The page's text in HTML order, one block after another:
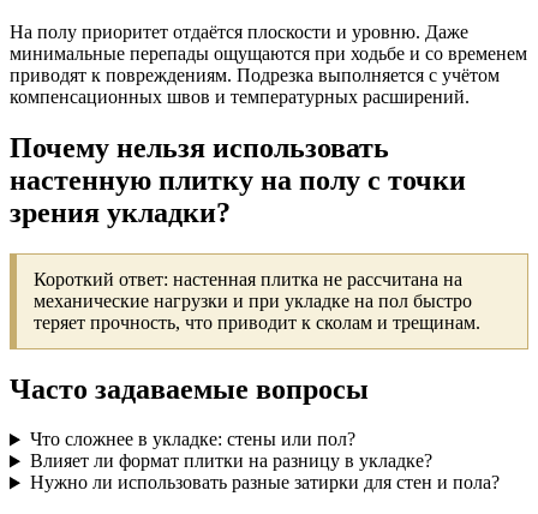
На полу приоритет отдаётся плоскости и уровню. Даже
минимальные перепады ощущаются при ходьбе и со временем
приводят к повреждениям. Подрезка выполняется с учётом
компенсационных швов и температурных расширений.
Почему нельзя использовать
настенную плитку на полу с точки
зрения укладки?
Короткий ответ: настенная плитка не рассчитана на
механические нагрузки и при укладке на пол быстро
теряет прочность, что приводит к сколам и трещинам.
Часто задаваемые вопросы
Что сложнее в укладке: стены или пол?
Влияет ли формат плитки на разницу в укладке?
Нужно ли использовать разные затирки для стен и пола?